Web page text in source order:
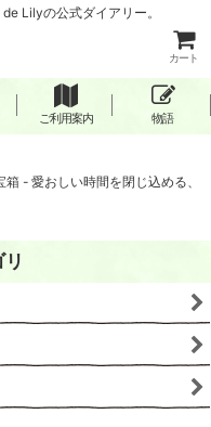
Lilyの公式ダイアリー。
カート
ご利用案内 物語
- 愛おしい時間を閉じ込める、